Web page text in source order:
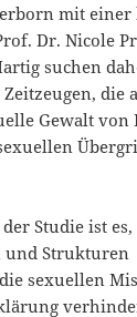
mit einer
Dr. Nicole
suchen
die
Gewalt von
Studie ist es,
und Strukturen
sexuellen